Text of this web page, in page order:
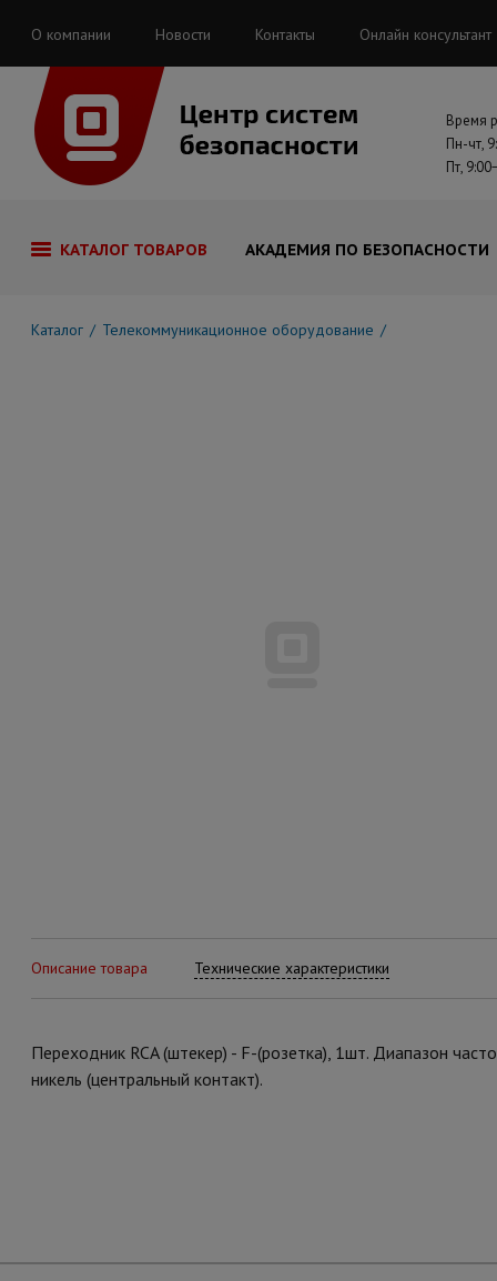
О компании Новости Контакты Онлайн консультант
Время
Пн-чт,
Пт,
КАТАЛОГ ТОВАРОВ АКАДЕМИЯ ПО БЕЗОПАСНОСТИ
Каталог Телекоммуникационное оборудование
Описание товара Технические характеристики
Переходник RCA (штекер) - F-(розетка), 1шт. Диапазон
никель (центральный контакт).